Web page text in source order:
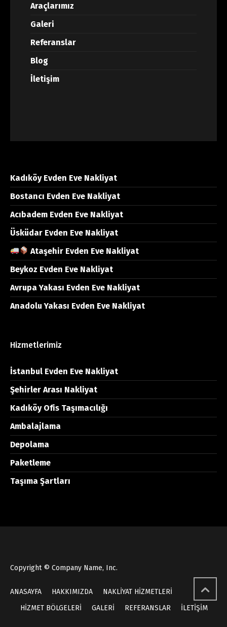
Araçlarımız
Galeri
Referanslar
Blog
İletişim
Kadıköy Evden Eve Nakliyat
Bostancı Evden Eve Nakliyat
Acıbadem Evden Eve Nakliyat
Üsküdar Evden Eve Nakliyat
Ataşehir Evden Eve Nakliyat
Beykoz Evden Eve Nakliyat
Avrupa Yakası Evden Eve Nakliyat
Anadolu Yakası Evden Eve Nakliyat
Hizmetlerimiz
İstanbul Evden Eve Nakliyat
Şehirler Arası Nakliyat
Kadıköy Ofis Taşımacılığı
Ambalajlama
Depolama
Paketleme
Taşıma Şartları
Copyright © Company Name, Inc.
ANASAYFA HAKKIMIZDA
NAKLİYAT HİZMETLERİ
HİZMET BÖLGELERİ
GALERİ REFERANSLAR İLETİŞİM